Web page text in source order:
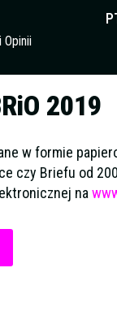
Opinii
2019
w formie
czy Briefu od
na